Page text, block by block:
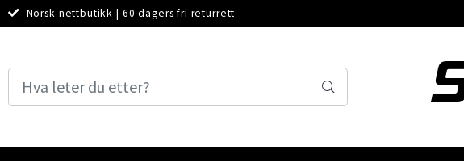
Norsk nettbutikk | 60 dagers fri returrett